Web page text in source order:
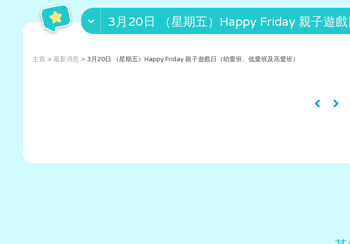
3月20日 （星期五）Happy Friday 親子遊戲
主頁 最新消息 3月20日 （星期五）Happy Friday 親子遊戲日（幼愛班、低愛班及高愛班）
« »